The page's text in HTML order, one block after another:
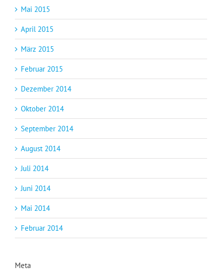
Mai 2015
April 2015
März 2015
Februar 2015
Dezember 2014
Oktober 2014
September 2014
August 2014
Juli 2014
Juni 2014
Mai 2014
Februar 2014
Meta